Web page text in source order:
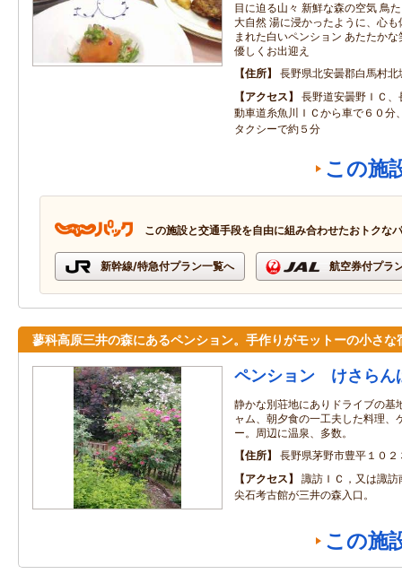
目に迫る山々 新鮮な森の空気 鳥
大自然 湯に浸かったように、心
まれた白いペンション あたたか
優しくお出迎え
住所
長野県北安曇郡白馬村
アクセス
長野道安曇野ＩＣ
動車道糸魚川ＩＣから車で６０分
タクシーで約５分
この施
この施設と交通手段を自由に組み合わせたおトクな
新幹線/特急付プラン一覧へ 航空券付プラ
蓼科高原三井の森にあるペンション。手作りがモットーの小さな
ペンション けさらん
静かな別荘地にありドライブの基
ャム、朝夕食の一工夫した料理、
ー。周辺に温泉、多数。
住所
長野県茅野市豊平１０２
アクセス
諏訪ＩＣ，又は諏
尖石考古館が三井の森入口。
この施